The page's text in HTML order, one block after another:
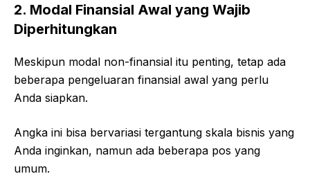
2. Modal Finansial Awal yang Wajib
Diperhitungkan
Meskipun modal non-finansial itu penting, tetap ada
beberapa pengeluaran finansial awal yang perlu
Anda siapkan.
Angka ini bisa bervariasi tergantung skala bisnis yang
Anda inginkan, namun ada beberapa pos yang
umum.